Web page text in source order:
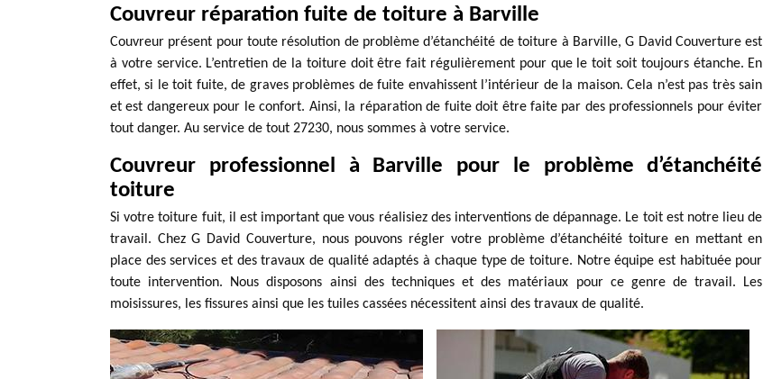
Couvreur réparation fuite de toiture à Barville
Couvreur présent pour toute résolution de problème d’étanchéité de toiture à Barville, G David Couverture est
à votre service. L’entretien de la toiture doit être fait régulièrement pour que le toit soit toujours étanche. En
effet, si le toit fuite, de graves problèmes de fuite envahissent l’intérieur de la maison. Cela n’est pas très sain
et est dangereux pour le confort. Ainsi, la réparation de fuite doit être faite par des professionnels pour éviter
tout danger. Au service de tout 27230, nous sommes à votre service.
Couvreur professionnel à Barville pour le problème d’étanchéité
toiture
Si votre toiture fuit, il est important que vous réalisiez des interventions de dépannage. Le toit est notre lieu de
travail. Chez G David Couverture, nous pouvons régler votre problème d’étanchéité toiture en mettant en
place des services et des travaux de qualité adaptés à chaque type de toiture. Notre équipe est habituée pour
toute intervention. Nous disposons ainsi des techniques et des matériaux pour ce genre de travail. Les
moisissures, les fissures ainsi que les tuiles cassées nécessitent ainsi des travaux de qualité.